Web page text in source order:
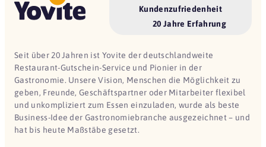
Kundenzufriedenheit
20 Jahre Erfahrung
Seit über 20 Jahren ist Yovite der deutschlandweite
Restaurant-Gutschein-Service und Pionier in der
Gastronomie. Unsere Vision, Menschen die Möglichkeit zu
geben, Freunde, Geschäftspartner oder Mitarbeiter flexibel
und unkompliziert zum Essen einzuladen, wurde als beste
Business-Idee der Gastronomiebranche ausgezeichnet – und
hat bis heute Maßstäbe gesetzt.